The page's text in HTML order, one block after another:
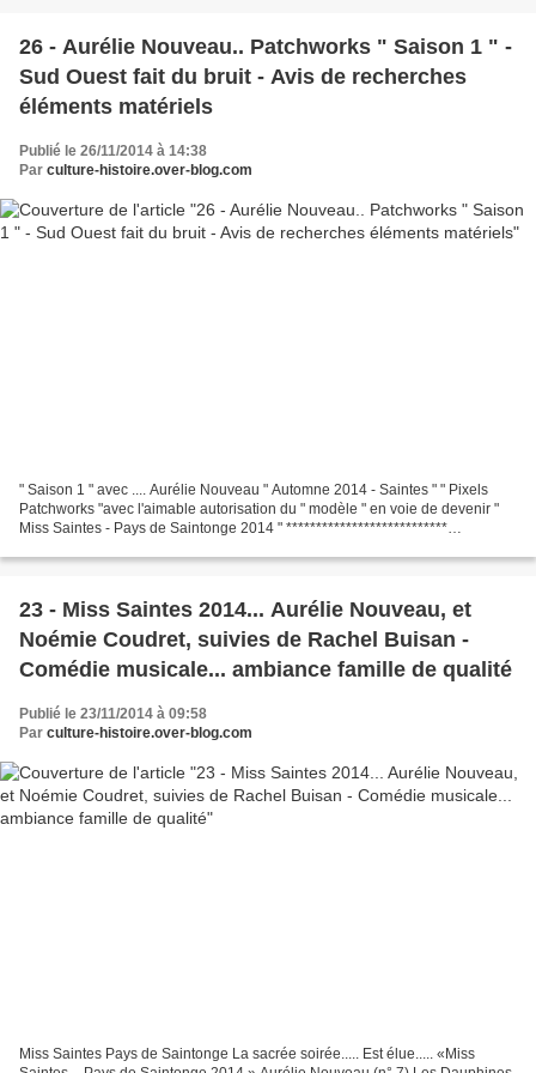
26 - Aurélie Nouveau.. Patchworks " Saison 1 " -
Sud Ouest fait du bruit - Avis de recherches
éléments matériels
Publié le 26/11/2014 à 14:38
Par culture-histoire.over-blog.com
" Saison 1 " avec .... Aurélie Nouveau " Automne 2014 - Saintes " " Pixels
Patchworks "avec l'aimable autorisation du " modèle " en voie de devenir "
Miss Saintes - Pays de Saintonge 2014 " ***************************
23 - Miss Saintes 2014... Aurélie Nouveau, et
Noémie Coudret, suivies de Rachel Buisan -
Comédie musicale... ambiance famille de qualité
Publié le 23/11/2014 à 09:58
Par culture-histoire.over-blog.com
Miss Saintes Pays de Saintonge La sacrée soirée..... Est élue..... «Miss